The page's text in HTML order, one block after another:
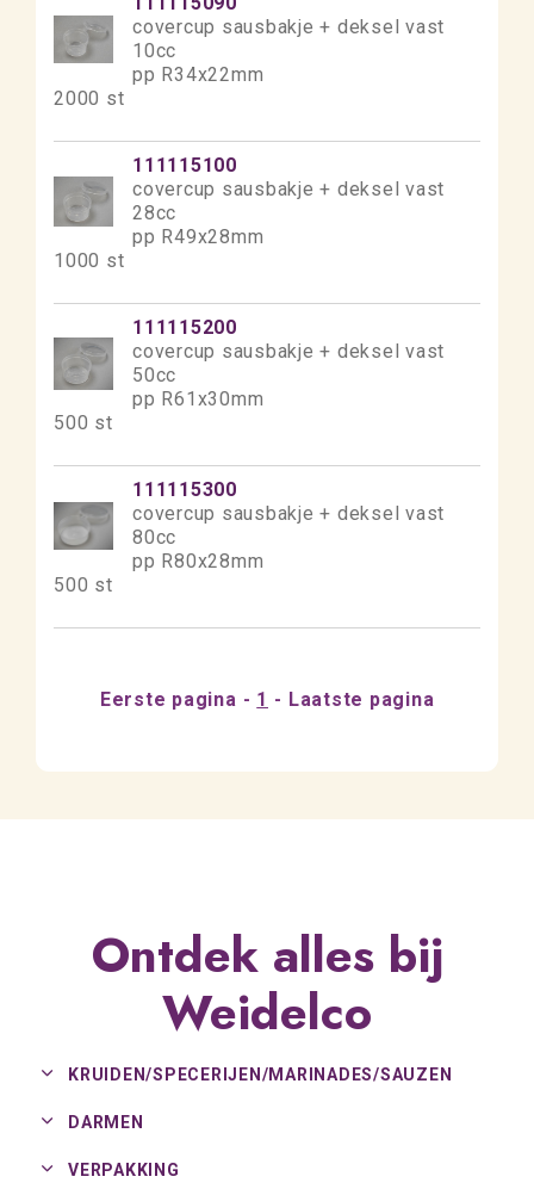
covercup sausbakje + deksel vast
10cc
pp R34x22mm
2000 st
111115100
covercup sausbakje + deksel vast
28cc
pp R49x28mm
1000 st
111115200
covercup sausbakje + deksel vast
50cc
pp R61x30mm
500 st
111115300
covercup sausbakje + deksel vast
80cc
pp R80x28mm
500 st
Eerste pagina 1 Laatste pagina
Ontdek alles bij
Weidelco
KRUIDEN/SPECERIJEN/MARINADES/SAUZEN
DARMEN
VERPAKKING